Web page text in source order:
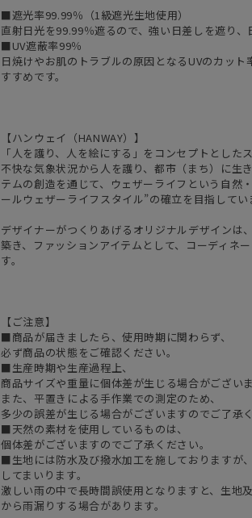
■遮光率99.99％（1級遮光生地使用）
直射日光を99.99％遮るので、強い日差しを遮り、
■UV遮蔽率99％
日焼けやお肌のトラブルの原因となるUVのカッ
すすめです。
【ハンウェイ（HANWAY）】
「人を護り、人を絵にする」をコンセプトとした
不快な気象状況から人を護り、都市（まち）に生
テムの創造を通じて、ウェザーライフという自然
ールウェザーライフスタイル”の確立を目指してい
デザイナーがつくりあげるオリジナルデザインは
築き、ファッションアイテムとして、コーディネ
す。
【ご注意】
■商品が届きましたら、使用時期に関わらず、
必ず商品の状態をご確認ください。
■生産時期や生産過程上、
商品サイズや重量に個体差が生じる場合がございま
また、平置きによる手作業での測定のため、
多少の誤差が生じる場合がございますのでご了承く
■天然の素材を使用しているものは、
個体差がございますのでご了承ください。
■生地には防水及び撥水加工を施しておりますが
してまいります。
激しい雨の中で長時間誤使用となりますと、生地
から雨漏りする場合があります。